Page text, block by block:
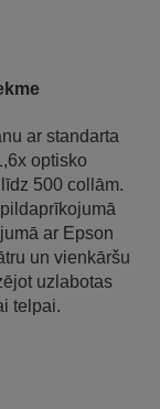
ar standarta
optisko
500 collām.
ar Epson
un vienkāršu
uzlabotas
telpai.